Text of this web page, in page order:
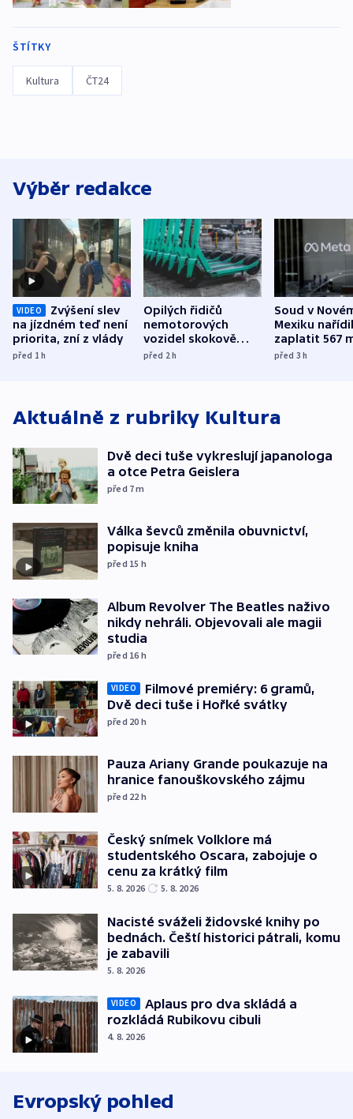
ŠTÍTKY
Kultura ČT24
Výběr redakce
VIDEO
Zvýšení slev
na jízdném teď není
priorita, zní z vlády
před 1h
Opilých řidičů
nemotorových
vozidel skokově
přibylo, nejvíc ve
před 2h
Soud v
Mexiku
zaplatit 567
dolarů kvůli
před 3h
Aktuálně z rubriky Kultura
Dvě deci tuše vykreslují japanologa
a otce Petra Geislera
před 7m
Válka ševců změnila obuvnictví,
popisuje kniha
před 15 h
Album Revolver The Beatles naživo
nikdy nehráli. Objevovali ale magii
studia
před 16 h
VIDEO
Filmové premiéry: 6 gramů,
Dvě deci tuše i Hořké svátky
před 20 h
Pauza Ariany Grande poukazuje na
hranice fanouškovského zájmu
před 22 h
Český snímek Volklore má
studentského Oscara, zabojuje o
cenu za krátký film
5. 8. 2026 5. 8. 2026
Nacisté sváželi židovské knihy po
bednách. Čeští historici pátrali, komu
je zabavili
5. 8. 2026
VIDEO
Aplaus pro dva skládá a
rozkládá Rubikovu cibuli
4. 8. 2026
Evropský pohled